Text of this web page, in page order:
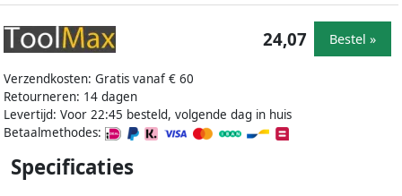
Verzendkosten: Gratis vanaf € 60
Retourneren: 14 dagen
Levertijd: Voor 22:45 besteld, volgende dag in huis
Betaalmethodes:
24,07 Bestel »
Specificaties